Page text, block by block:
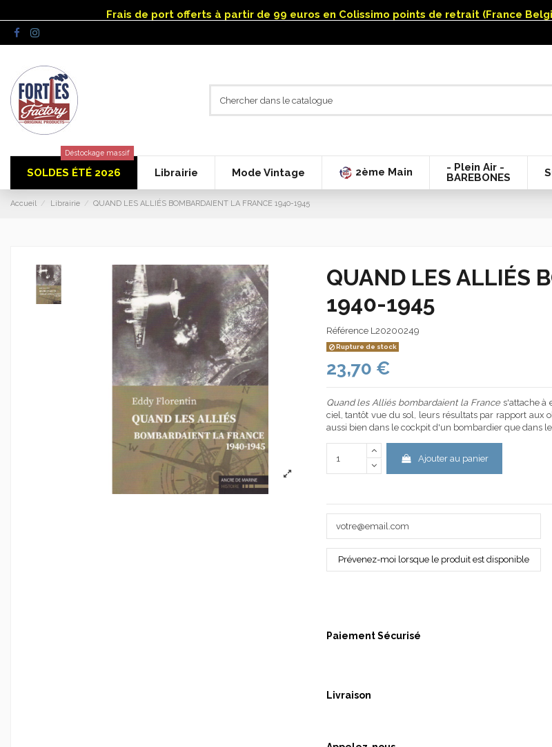
Frais de port offerts à partir de 99 euros en Colissimo points de retrait (France
SOLDES ÉTÉ 2026
Déstockage massif
Librairie Mode Vintage 2ème Main
- Plein Air -
BAREBONES
Accueil Librairie QUAND LES ALLIÉS BOMBARDAIENT LA FRANCE 1940-1945
QUAND LES ALLIÉS
1940-1945
Référence L20200249
Rupture de stock
23,70 €
Quand les Alliés bombardaient la Frances'attache à
ciel, tantôt vue du sol, leurs résultats par rapport aux
aussi bien dans le cockpit d'un bombardier que dans
Ajouter au panier
Paiement Sécurisé
Livraison